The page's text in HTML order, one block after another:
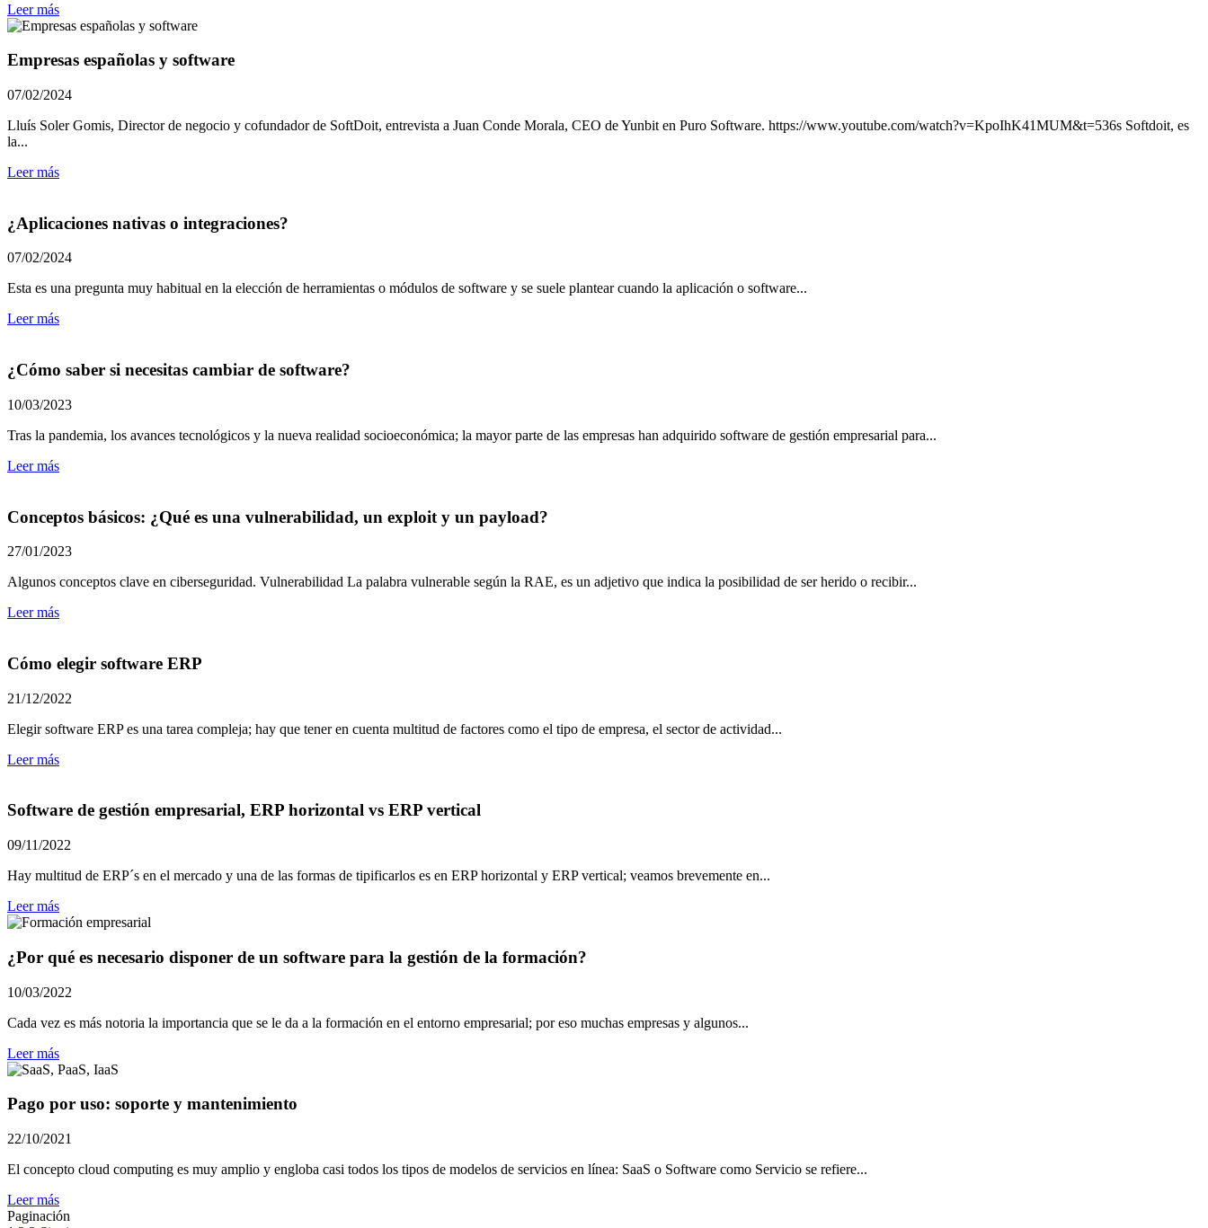
Leer más
Empresas españolas y software
07/02/2024
Lluís Soler Gomis, Director de negocio y cofundador de SoftDoit, entrevista a Juan Conde Morala, CEO de Yunbit en Puro Software. https://www.youtube.com/watch?v=KpoIhK41MUM&t=536s Softdoit, es
la...
Leer más
¿Aplicaciones nativas o integraciones?
07/02/2024
Esta es una pregunta muy habitual en la elección de herramientas o módulos de software y se suele plantear cuando la aplicación o software...
Leer más
¿Cómo saber si necesitas cambiar de software?
10/03/2023
Tras la pandemia, los avances tecnológicos y la nueva realidad socioeconómica; la mayor parte de las empresas han adquirido software de gestión empresarial para...
Leer más
Conceptos básicos: ¿Qué es una vulnerabilidad, un exploit y un payload?
27/01/2023
Algunos conceptos clave en ciberseguridad. Vulnerabilidad La palabra vulnerable según la RAE, es un adjetivo que indica la posibilidad de ser herido o recibir...
Leer más
Cómo elegir software ERP
21/12/2022
Elegir software ERP es una tarea compleja; hay que tener en cuenta multitud de factores como el tipo de empresa, el sector de actividad...
Leer más
Software de gestión empresarial, ERP horizontal vs ERP vertical
09/11/2022
Hay multitud de ERP´s en el mercado y una de las formas de tipificarlos es en ERP horizontal y ERP vertical; veamos brevemente en...
Leer más
¿Por qué es necesario disponer de un software para la gestión de la formación?
10/03/2022
Cada vez es más notoria la importancia que se le da a la formación en el entorno empresarial; por eso muchas empresas y algunos...
Leer más
Pago por uso: soporte y mantenimiento
22/10/2021
El concepto cloud computing es muy amplio y engloba casi todos los tipos de modelos de servicios en línea: SaaS o Software como Servicio se refiere...
Leer más
Paginación